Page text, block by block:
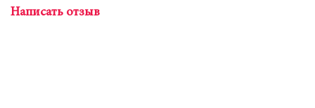
Количество ящиков без ящиков
Написать отзыв